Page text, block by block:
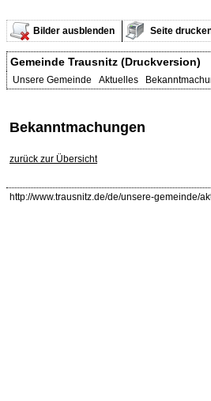
Bilder ausblenden Seite
Gemeinde Trausnitz (Druckversion)
Unsere Gemeinde Aktuelles
Bekanntmachungen
zurück zur Übersicht
http://www.trausnitz.de/de/unsere-gemeinde/